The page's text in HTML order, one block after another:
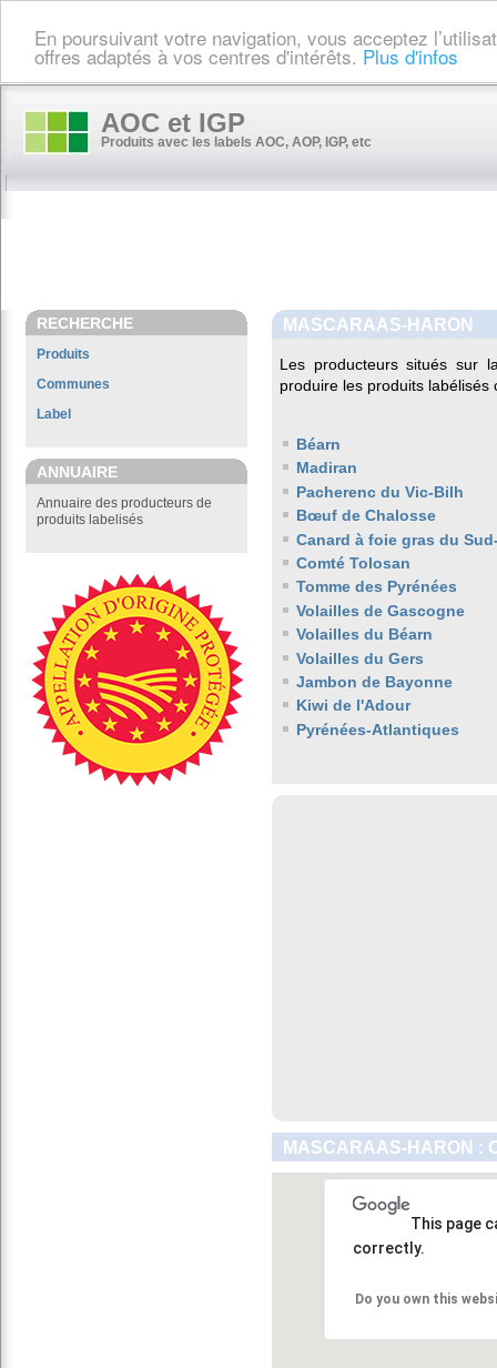
En poursuivant votre navigation, vous acceptez
offres adaptés à vos centres d'intérêts. Plus d'infos
AOC et IGP
Produits avec les labels AOC, AOP, IGP, etc
RECHERCHE
Produits
Communes
Label
ANNUAIRE
Annuaire des producteurs de
produits labelisés
MASCARAAS-HARON
Les producteurs situés sur
produire les produits labélisés
Béarn
Madiran
Pacherenc du Vic-Bilh
Bœuf de Chalosse
Canard à foie gras du
Comté Tolosan
Tomme des Pyrénées
Volailles de Gascogne
Volailles du Béarn
Volailles du Gers
Jambon de Bayonne
Kiwi de l'Adour
Pyrénées-Atlantiques
MASCARAAS-HARON :
This page
correctly.
Do you own this